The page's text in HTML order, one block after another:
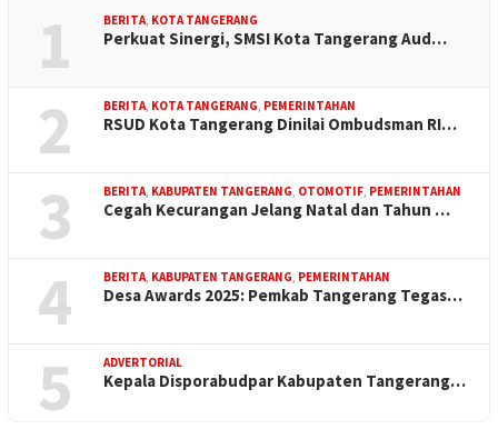
1 BERITA, KOTA TANGERANG
Perkuat Sinergi, SMSI Kota Tangerang Aud…
2 BERITA, KOTA TANGERANG, PEMERINTAHAN
RSUD Kota Tangerang Dinilai Ombudsman RI…
3 BERITA, KABUPATEN TANGERANG, OTOMOTIF, PEMERINTAHAN
Cegah Kecurangan Jelang Natal dan Tahun …
4 BERITA, KABUPATEN TANGERANG, PEMERINTAHAN
Desa Awards 2025: Pemkab Tangerang Tegas…
5 ADVERTORIAL
Kepala Disporabudpar Kabupaten Tangerang…